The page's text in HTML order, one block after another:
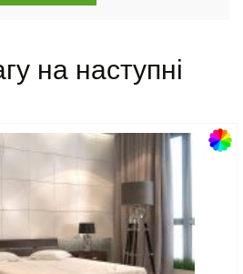
на наступні